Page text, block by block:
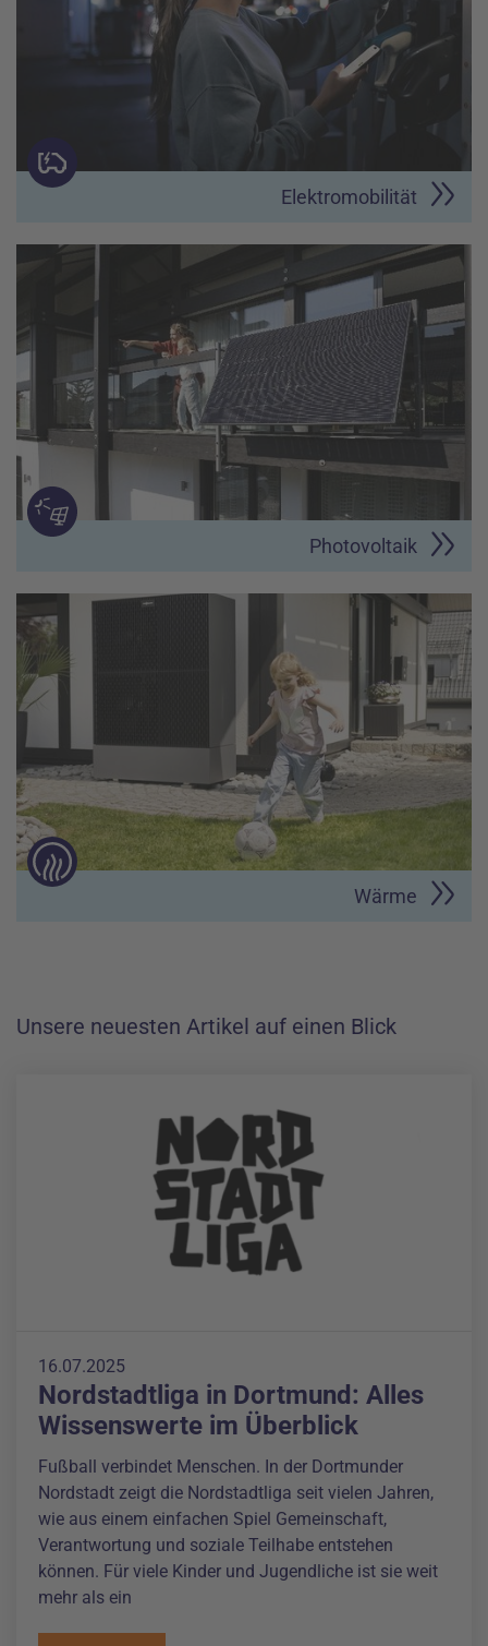
Elektromobilität
Photovoltaik
Wärme
Unsere neuesten Artikel auf einen Blick
16.07.2025
Nordstadtliga in Dortmund: Alles
Wissenswerte im Überblick
Fußball verbindet Menschen. In der Dortmunder
Nordstadt zeigt die Nordstadtliga seit vielen Jahren,
wie aus einem einfachen Spiel Gemeinschaft,
Verantwortung und soziale Teilhabe entstehen
können. Für viele Kinder und Jugendliche ist sie weit
mehr als ein